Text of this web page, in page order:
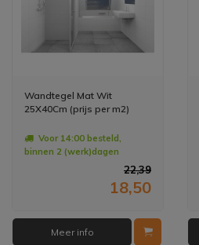
Wandtegel Mat Wit
25X40Cm (prijs per m2)
Voor 14:00 besteld,
binnen 2 (werk)dagen
22,39
18,50
Meer info